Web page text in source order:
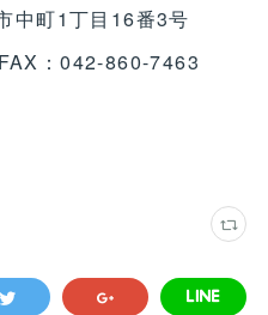
町1丁目16番3号
：042-860-7463